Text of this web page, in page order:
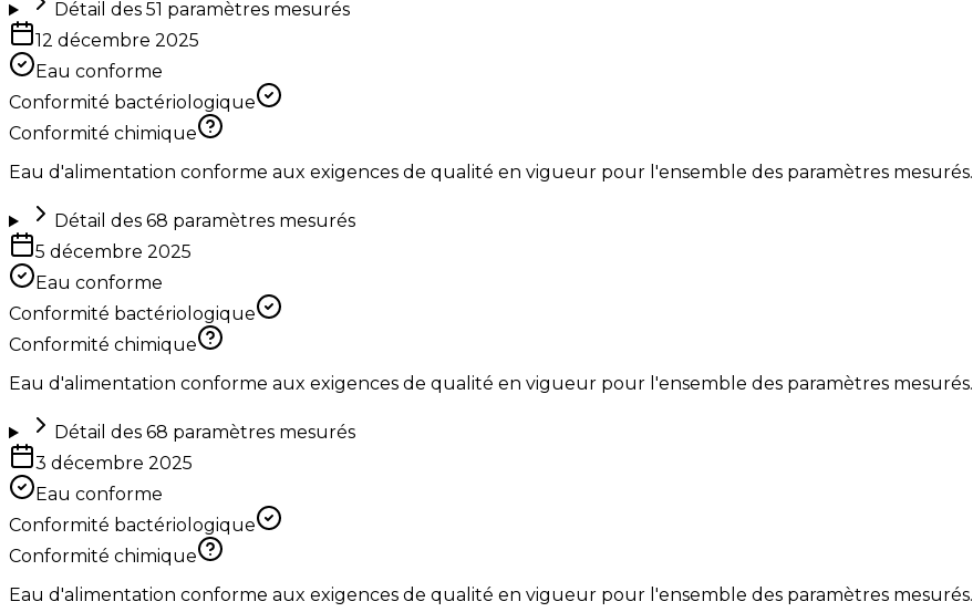
Détail des 51 paramètres mesurés
12 décembre 2025
Eau conforme
Conformité bactériologique
Conformité chimique
Eau d'alimentation conforme aux exigences de qualité en vigueur pour l'ensemble des paramètres mesurés.
Détail des 68 paramètres mesurés
5 décembre 2025
Eau conforme
Conformité bactériologique
Conformité chimique
Eau d'alimentation conforme aux exigences de qualité en vigueur pour l'ensemble des paramètres mesurés.
Détail des 68 paramètres mesurés
3 décembre 2025
Eau conforme
Conformité bactériologique
Conformité chimique
Eau d'alimentation conforme aux exigences de qualité en vigueur pour l'ensemble des paramètres mesurés.